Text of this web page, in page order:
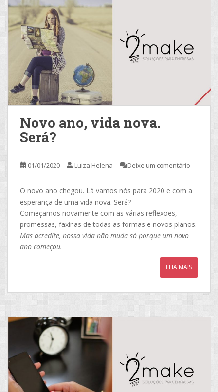
Novo ano, vida nova.
Será?
01/01/2020 Luiza Helena Deixe um comentário
O novo ano chegou. Lá vamos nós para 2020 e com a
esperança de uma vida nova. Será?
Começamos novamente com as várias reflexões,
promessas, faxinas de todas as formas e novos planos.
Mas acredite, nossa vida não muda só porque um novo
ano começou.
LEIA MAIS